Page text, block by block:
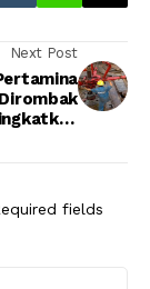
Next Post
fields